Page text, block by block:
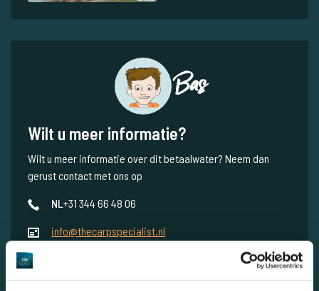
Bas
Wilt u meer informatie?
Wilt u meer informatie over dit betaalwater? Neem dan
gerust contact met ons op
NL+31 344 66 48 06
info@thecarpspecialist.nl